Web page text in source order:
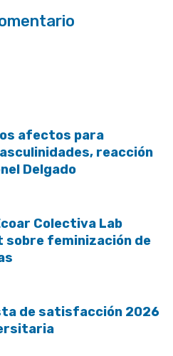
afectos para
reacción
Delgado
Colectiva Lab
sobre feminización de
de satisfacción 2026